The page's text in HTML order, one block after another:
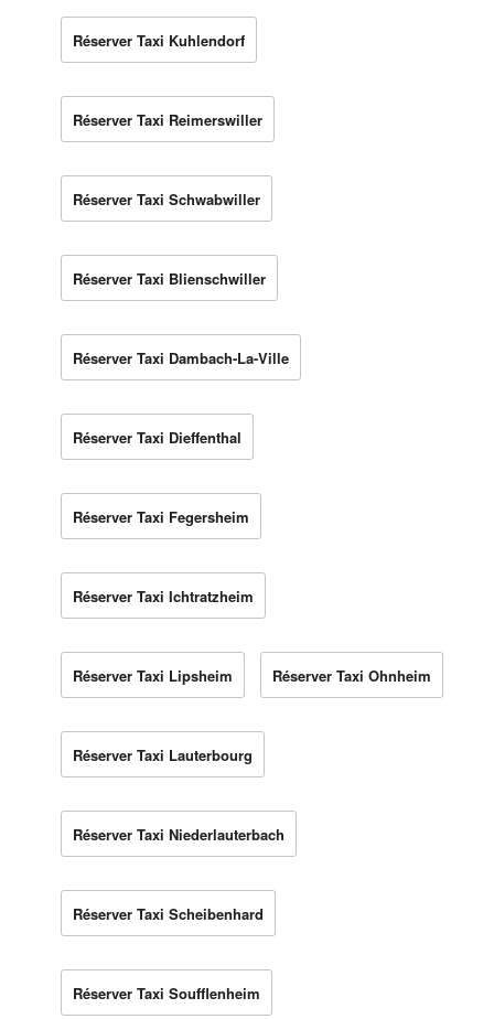
Réserver Taxi Kuhlendorf
Réserver Taxi Reimerswiller
Réserver Taxi Schwabwiller
Réserver Taxi Blienschwiller
Réserver Taxi Dambach-La-Ville
Réserver Taxi Dieffenthal
Réserver Taxi Fegersheim
Réserver Taxi Ichtratzheim
Réserver Taxi Lipsheim Réserver Taxi Ohnheim
Réserver Taxi Lauterbourg
Réserver Taxi Niederlauterbach
Réserver Taxi Scheibenhard
Réserver Taxi Soufflenheim